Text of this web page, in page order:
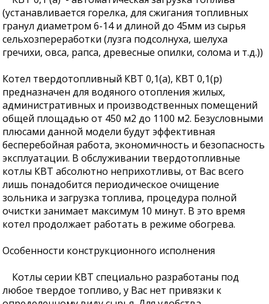
(устанавливается горелка, для сжигания топливных
гранул диаметром 6-14 и длиной до 45мм из сырья
сельхозпереработки (лузга подсолнуха, шелуха
гречихи, овса, рапса, древесные опилки, солома и т.д.))
Котел твердотопливный КВТ 0,1(а), КВТ 0,1(р)
предназначен для водяного отопления жилых,
административных и производственных помещений
общей площадью от 450 м2 до 1100 м2. Безусловными
плюсами данной модели будут эффективная
бесперебойная работа, экономичность и безопасность
эксплуатации. В обслуживании твердотопливные
котлы КВТ абсолютно неприхотливы, от Вас всего
лишь понадобится периодическое очищение
зольника и загрузка топлива, процедура полной
очистки занимает максимум 10 минут. В это время
котел продолжает работать в режиме обогрева.
Особенности конструкционного исполнения
Котлы серии КВТ специально разработаны под
любое твердое топливо, у Вас нет привязки к